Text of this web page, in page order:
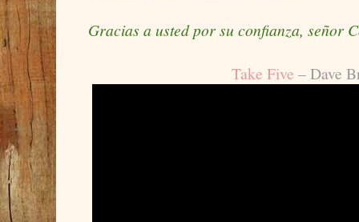
Gracias a usted por su confianza, señor
Take Five– Dave